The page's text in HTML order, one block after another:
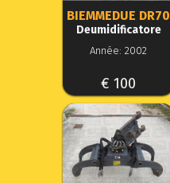
BIEMMEDUE DR70
Deumidificatore
Année: 2002
€ 100